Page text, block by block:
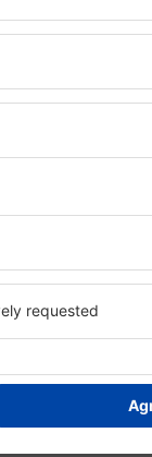
Hotely Case
vybavením pro
bezplatné wi-fi,
centrum,
informační
nabízejí i
Kolik stojí
Ceny za nocleh
a poloze hotelu.
standardem se
tisíc. Hotely s
korun až po
do sekce
ubytování a let.